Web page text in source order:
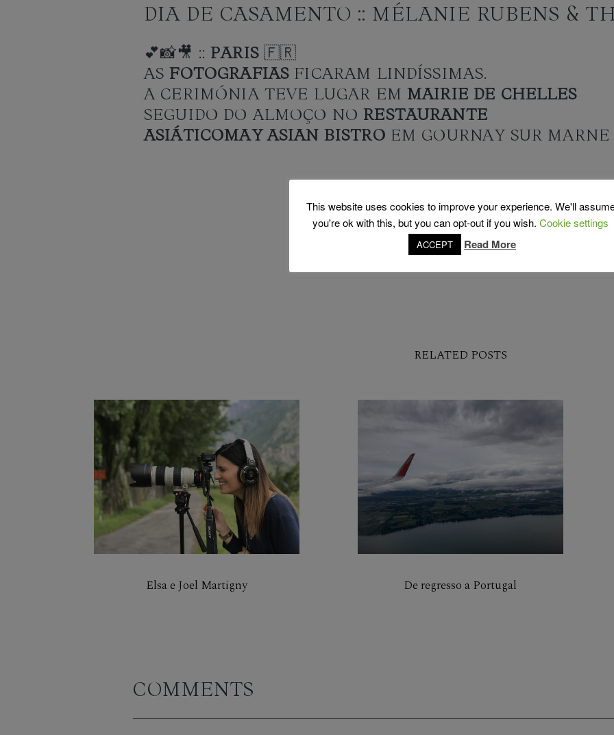
DIA DE CASAMENTO :: MÉLANIE RUBENS &
💕📸🎥 ::PARIS🇫🇷
ASFOTOGRAFIAS FICARAM LINDÍSSIMAS.
A CERIMÓNIA TEVE LUGAR EM MAIRIE DE CHELLES
SEGUIDO DO ALMOÇO NORESTAURANTE
ASIÁTICOMAY ASIAN BISTRO EM GOURNAY SUR MARNE
SHARE THIS STORY
RELATED POSTS
Elsa e Joel Martigny De regresso a Portugal
COMMENTS
This website uses cookies to improve your experience. We'll
you're ok with this, but you can opt-out if you wish. Cookie settings
ACCEPT Read More